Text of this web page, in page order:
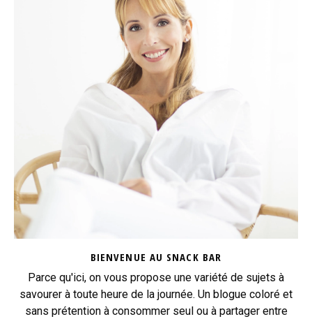
BIENVENUE AU SNACK BAR
Parce qu'ici, on vous propose une variété de sujets à
savourer à toute heure de la journée. Un blogue coloré et
sans prétention à consommer seul ou à partager entre